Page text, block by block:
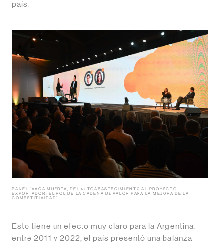
país.
PANEL “VACA MUERTA, DEL AUTOABASTECIMIENTO AL PROYECTO
EXPORTADOR: EL ROL DE LA CADENA DE VALOR PARA LA MEJORA DE LA
COMPETITIVIDAD”.
-
Esto tiene un efecto muy claro para la Argentina:
entre 2011 y 2022, el país presentó una balanza